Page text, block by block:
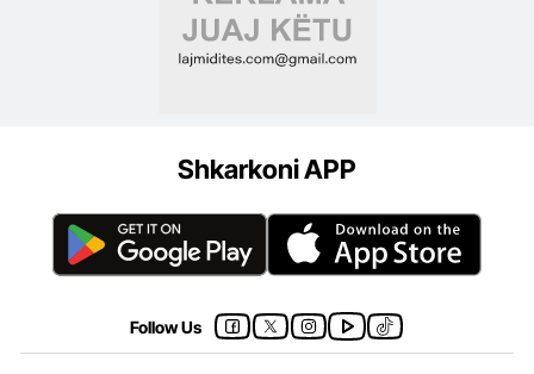
Shkarkoni APP
Follow Us